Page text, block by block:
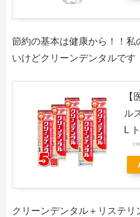
節約の基本は健康から！！私
いけどクリーンデンタルです
【
ル
L
クリーンデンタル＋リステ